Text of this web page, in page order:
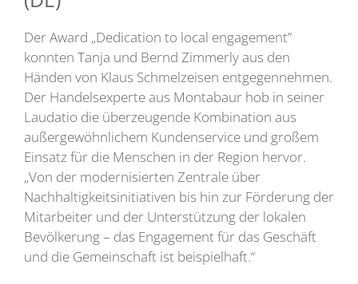
Der Award „Dedication to local engagement”
konnten Tanja und Bernd Zimmerly aus den
Händen von Klaus Schmelzeisen entgegennehmen.
Der Handelsexperte aus Montabaur hob in seiner
Laudatio die überzeugende Kombination aus
außergewöhnlichem Kundenservice und großem
Einsatz für die Menschen in der Region hervor.
„Von der modernisierten Zentrale über
Nachhaltigkeitsinitiativen bis hin zur Förderung der
Mitarbeiter und der Unterstützung der lokalen
Bevölkerung – das Engagement für das Geschäft
und die Gemeinschaft ist beispielhaft.“